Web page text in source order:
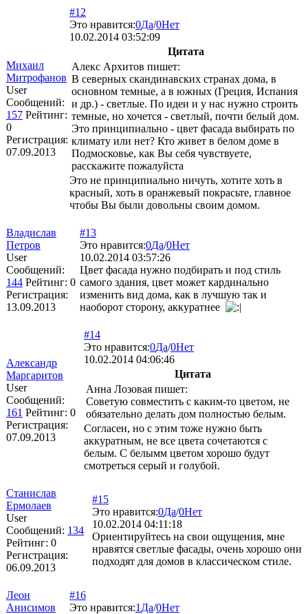
Михаил
Митрофанов
User
Сообщений:
157 Рейтинг:
0
Регистрация:
07.09.2013
#12
Это нравится:0Да/0Нет
10.02.2014 03:52:09
Цитата
Алекс Архитов пишет:
В северных скандинавских странах дома, в
основном темные, а в южных (Греция, Испания
и др.) - светлые. По идеи и у нас нужно строить
темные, но хочется - светлый, почти белый дом.
Это принципиально - цвет фасада выбирать по
климату или нет? Кто живет в белом доме в
Подмосковье, как Вы себя чувствуете,
расскажите пожалуйста
Это не принципиально ничуть, хотите хоть в
красный, хоть в оранжевый покрасьте, главное
чтобы Вы были довольны своим домом.
Владислав
Петров
User
Сообщений:
144 Рейтинг: 0
Регистрация:
13.09.2013
#13
Это нравится:0Да/0Нет
10.02.2014 03:57:26
Цвет фасада нужно подбирать и под стиль
самого здания, цвет может кардинально
изменить вид дома, как в лучшую так и
наоборот сторону, аккуратнее
Александр
Маргаритов
User
Сообщений:
161 Рейтинг: 0
Регистрация:
07.09.2013
#14
Это нравится:0Да/0Нет
10.02.2014 04:06:46
Цитата
Анна Лозовая пишет:
Советую совместить с каким-то цветом, не
обязательно делать дом полностью белым.
Согласен, но с этим тоже нужно быть
аккуратным, не все цвета сочетаются с
белым. С белымм цветом хорошо будут
смотреться серый и голубой.
Станислав
Ермолаев
User
Сообщений: 134
Рейтинг: 0
Регистрация:
06.09.2013
#15
Это нравится:0Да/0Нет
10.02.2014 04:11:18
Ориентируйтесь на свои ощущения, мне
нравятся светлые фасады, очень хорошо они
подходят для домов в классическом стиле.
Леон
Анисимов
#16
Это нравится:1 Да/0Нет